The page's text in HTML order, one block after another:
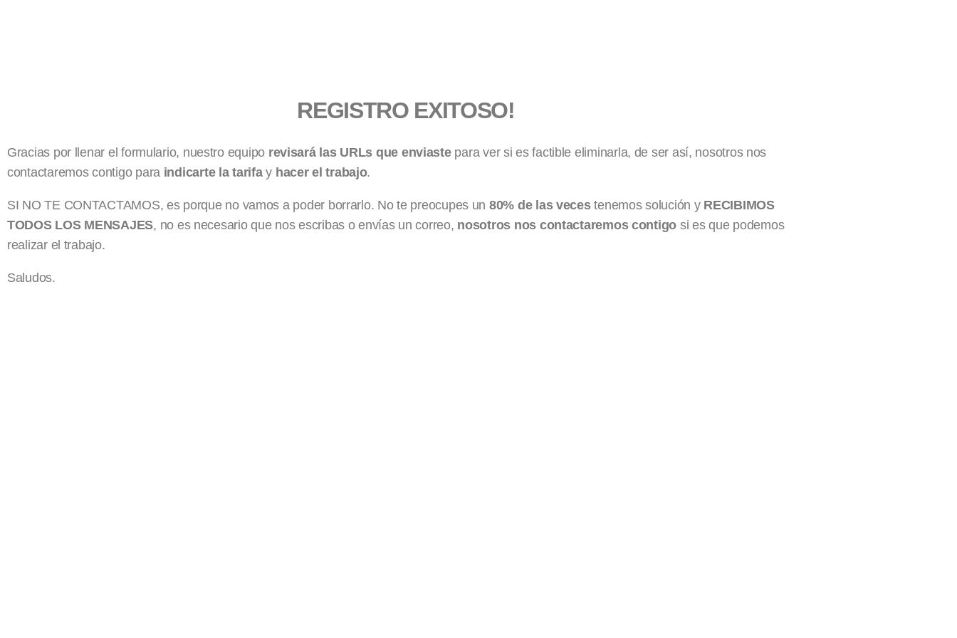
REGISTRO EXITOSO!
Gracias por llenar el formulario, nuestro equipo revisará las URLs que enviastepara ver si es factible eliminarla, de ser así, nosotros nos
contactaremos contigo para indicarte la tarifay hacer el trabajo.
SI NO TE CONTACTAMOS, es porque no vamos a poder borrarlo. No te preocupes un 80% de las vecestenemos solución y RECIBIMOS
TODOS LOS MENSAJES, no es necesario que nos escribas o envías un correo, nosotros nos contactaremos contigo si es que podemos
realizar el trabajo.
Saludos.